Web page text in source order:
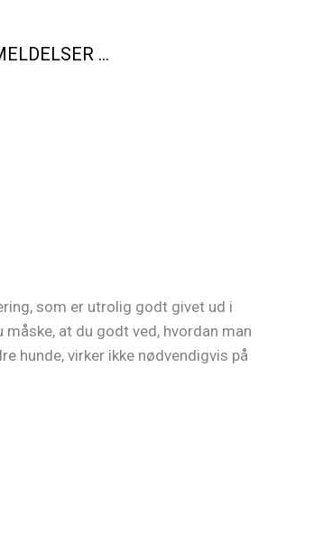
…
som er utrolig godt givet ud i
at du godt ved, hvordan man
hunde, virker ikke nødvendigvis på